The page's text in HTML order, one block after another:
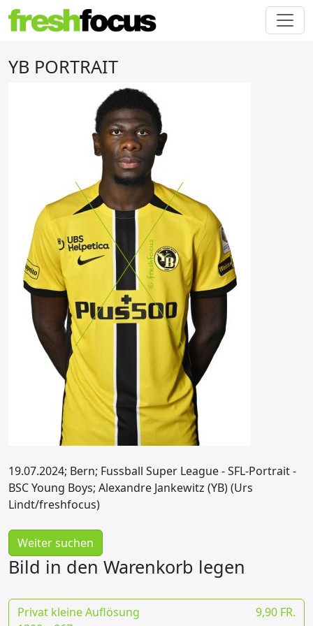
YB PORTRAIT
19.07.2024; Bern; Fussball Super League - SFL-Portrait -
BSC Young Boys; Alexandre Jankewitz (YB) (Urs
Lindt/freshfocus)
Weiter suchen
Bild in den Warenkorb legen
Privat kleine Auflösung
9,90 FR.